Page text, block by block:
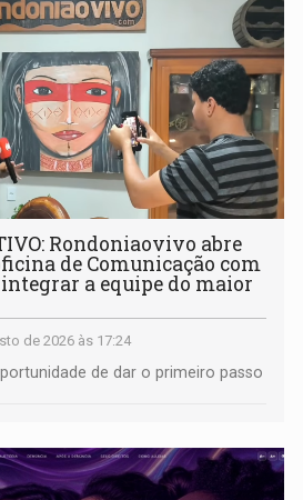
Rondoniaovivo abre
de Comunicação com
a equipe do maior
de 2026 às 17:24
de dar o primeiro passo